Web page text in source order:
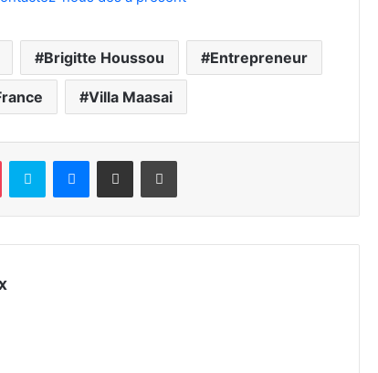
Brigitte Houssou Entrepreneur
Villa Maasai
Pocket Skype Messenger
Partager par email Imprimer